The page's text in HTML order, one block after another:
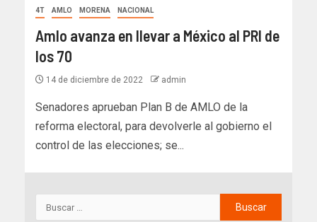
4T AMLO MORENA NACIONAL
Amlo avanza en llevar a México al PRI de
los 70
14 de diciembre de 2022 admin
Senadores aprueban Plan B de AMLO de la
reforma electoral, para devolverle al gobierno el
control de las elecciones; se...